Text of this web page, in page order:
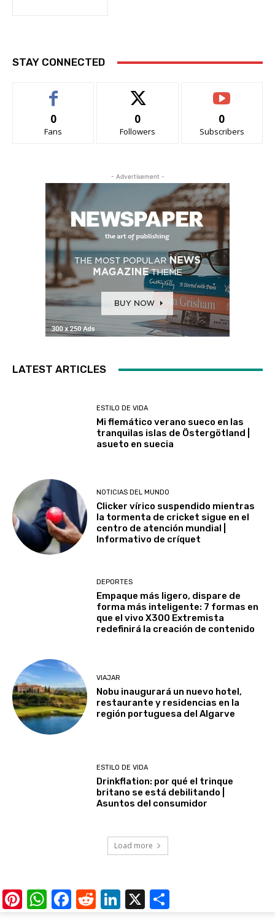
STAY CONNECTED
0
Fans
0
Followers
0
Subscribers
- Advertisement -
LATEST ARTICLES
ESTILO DE VIDA
Mi flemático verano sueco en las
tranquilas islas de Östergötland |
asueto en suecia
NOTICIAS DEL MUNDO
Clicker vírico suspendido mientras
la tormenta de cricket sigue en el
centro de atención mundial |
Informativo de críquet
DEPORTES
Empaque más ligero, dispare de
forma más inteligente: 7 formas en
que el vivo X300 Extremista
redefinirá la creación de contenido
VIAJAR
Nobu inaugurará un nuevo hotel,
restaurante y residencias en la
región portuguesa del Algarve
ESTILO DE VIDA
Drinkflation: por qué el trinque
britano se está debilitando |
Asuntos del consumidor
Load more
Pinterest
WhatsApp
Facebook
RedditLinkedIn
X